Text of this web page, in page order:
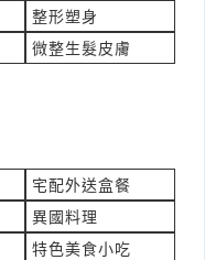
厝，長年用地下水。目
角凡爾拆掉也一樣，請
整形塑身
微整生髮皮膚
宅配外送盒餐
異國料理
特色美食小吃